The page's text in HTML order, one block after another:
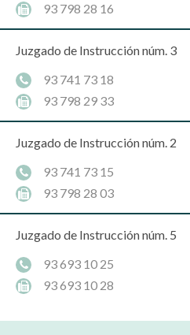
93 798 28 16
Juzgado de Instrucción núm. 3
93 741 73 18
93 798 29 33
Juzgado de Instrucción núm. 2
93 741 73 15
93 798 28 03
Juzgado de Instrucción núm. 5
93 693 10 25
93 693 10 28